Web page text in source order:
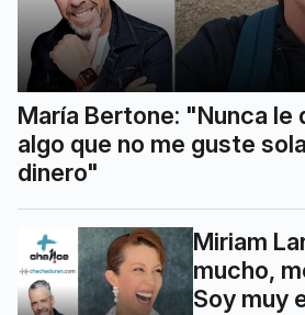
María Bertone: "Nunca le
algo que no me guste
dinero"
Miriam
mucho,
Soy muy